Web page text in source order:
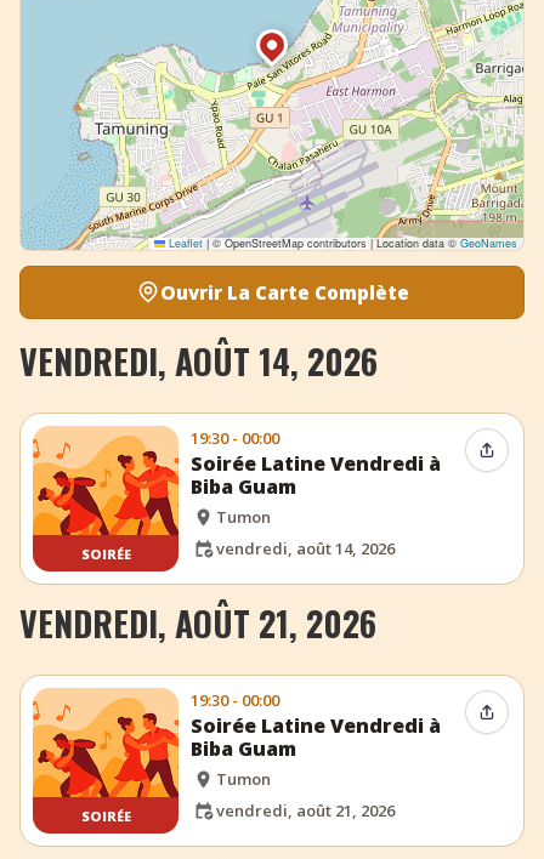
Leaflet | © OpenStreetMap contributors | Location data ©GeoNames
Ouvrir La Carte Complète
VENDREDI, AOÛT 14, 2026
SOIRÉE
19:30 - 00:00
Soirée Latine Vendredi à
Biba Guam
Tumon
vendredi, août 14, 2026
VENDREDI, AOÛT 21, 2026
SOIRÉE
19:30 - 00:00
Soirée Latine Vendredi à
Biba Guam
Tumon
vendredi, août 21, 2026